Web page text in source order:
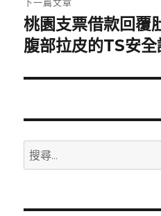
下
一
文
桃園支票借款回覆
腹部拉皮的TS安
搜
尋
鍵